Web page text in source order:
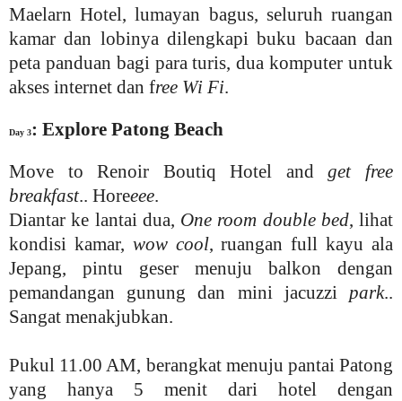
Maelarn Hotel, lumayan bagus, seluruh ruangan
kamar dan lobinya dilengkapi buku bacaan dan
peta panduan bagi para turis, dua komputer untuk
akses internet dan free Wi Fi.
Day 3: Explore Patong Beach
Move to Renoir Boutiq Hotel andget free
breakfast.. Horeeee.
Diantar ke lantai dua, One room double bed, lihat
kondisi kamar, wow cool, ruangan full kayu ala
Jepang, pintu geser menuju balkon dengan
pemandangan gunung dan mini jacuzzi park..
Sangat menakjubkan.
Pukul 11.00 AM, berangkat menuju pantai Patong
yang hanya 5 menit dari hotel dengan